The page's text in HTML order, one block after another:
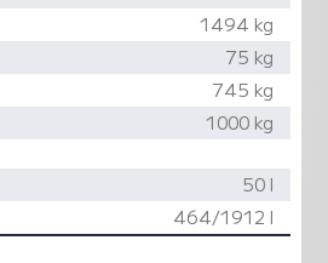
1494 kg
75 kg
745 kg
1000 kg
50 l
464/1912 l